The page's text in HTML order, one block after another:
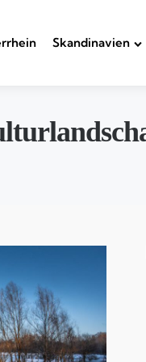
Skandinavien